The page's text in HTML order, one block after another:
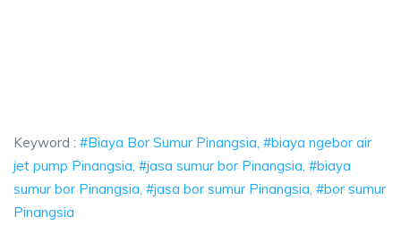
Keyword : #Biaya Bor Sumur Pinangsia, #biaya ngebor air
jet pump Pinangsia, #jasa sumur bor Pinangsia, #biaya
sumur bor Pinangsia, #jasa bor sumur Pinangsia, #bor sumur
Pinangsia